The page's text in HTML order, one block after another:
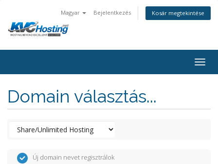
Magyar Bejelentkezés Kosár megtekintése
Domain választás...
Új domain nevet regisztrálok